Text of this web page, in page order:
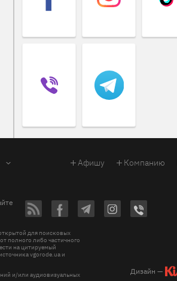
Афишу Компанию
для поисковых
полного либо частичного
на цитируемый
vgorode.ua и
и/или аудиовизуальных
Дизайн —